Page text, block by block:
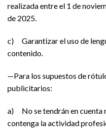
realizada entre el 1 de
de 2025.
c) Garantizar el uso de
contenido.
—Para los supuestos de
publicitarios:
a) No se tendrán en cuenta
contenga la actividad